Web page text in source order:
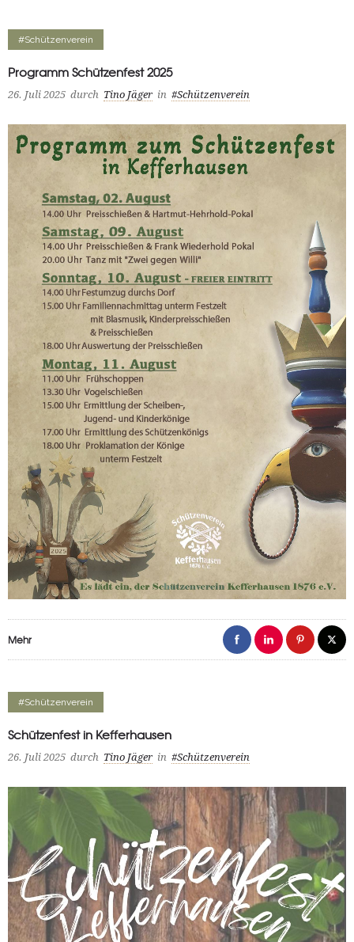
#Schützenverein
Programm Schützenfest 2025
26. Juli 2025 durch Tino Jäger in #Schützenverein
Mehr
#Schützenverein
Schützenfest in Kefferhausen
26. Juli 2025 durch Tino Jäger in #Schützenverein